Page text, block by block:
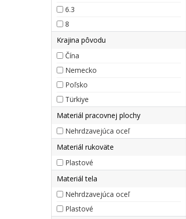
6.3
8
Krajina pôvodu
Čína
Nemecko
Poľsko
Türkiye
Materiál pracovnej plochy
Nehrdzavejúca oceľ
Materiál rukoväte
Plastové
Materiál tela
Nehrdzavejúca oceľ
Plastové